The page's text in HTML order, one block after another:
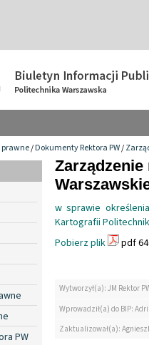
/Dokumenty Rektora PW/
PW
w sprawie
Kartografii
Pobierz plik
pdf
Wytworzył(a): JM Rektor
Wprowadził(a) do BIP:
Zaktualizował(a):